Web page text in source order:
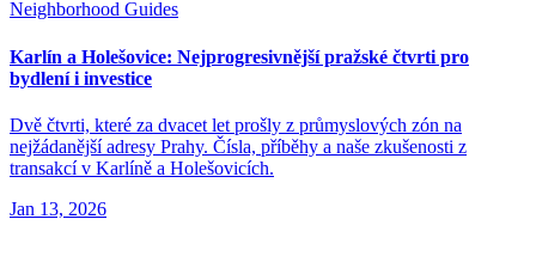
Neighborhood Guides
Karlín a Holešovice: Nejprogresivnější pražské čtvrti pro
bydlení i investice
Dvě čtvrti, které za dvacet let prošly z průmyslových zón na
nejžádanější adresy Prahy. Čísla, příběhy a naše zkušenosti z
transakcí v Karlíně a Holešovicích.
Jan 13, 2026